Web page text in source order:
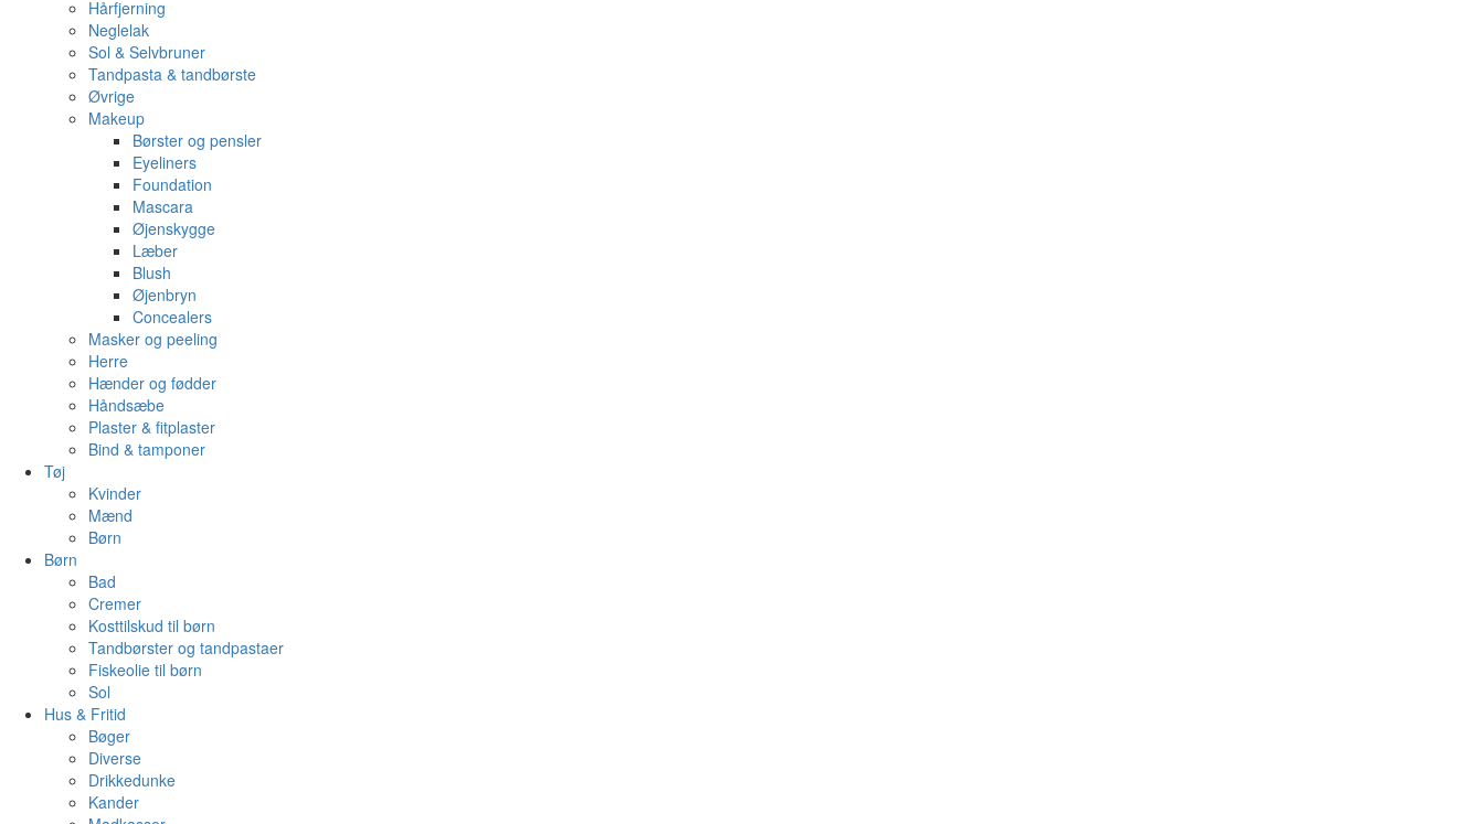
Hårfjerning
Neglelak
Sol & Selvbruner
Tandpasta & tandbørste
Øvrige
Makeup
Børster og pensler
Eyeliners
Foundation
Mascara
Øjenskygge
Læber
Blush
Øjenbryn
Concealers
Masker og peeling
Herre
Hænder og fødder
Håndsæbe
Plaster & fitplaster
Bind & tamponer
Tøj
Kvinder
Mænd
Børn
Børn
Bad
Cremer
Kosttilskud til børn
Tandbørster og tandpastaer
Fiskeolie til børn
Sol
Hus & Fritid
Bøger
Diverse
Drikkedunke
Kander